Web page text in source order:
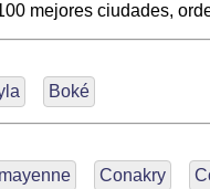
mejores ciudades,
Boké
Conakry